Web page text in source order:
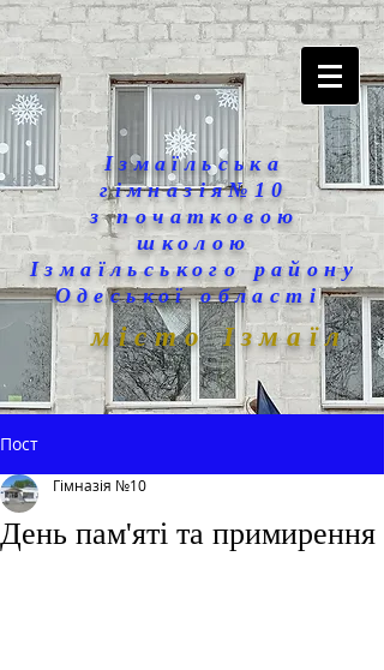
Ізмаїльська
гімназія№10
з початковою
школою
Ізмаїльського району
Одеської області
місто Ізмаїл
Пост
День пам'яті та примирення
Гімназія №10